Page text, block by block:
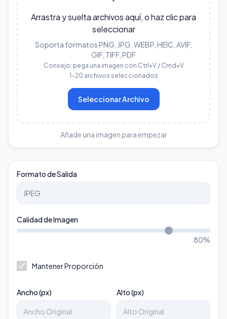
Arrastra y suelta archivos aquí, o haz clic para
seleccionar
Soporta formatos PNG, JPG, WEBP, HEIC, AVIF,
GIF, TIFF, PDF
Consejo: pega una imagen con Ctrl+V / Cmd+V
1–20 archivos seleccionados
Seleccionar Archivo
Añade una imagen para empezar
Formato de Salida
Calidad de Imagen
80%
Mantener Proporción
Ancho (px) Alto (px)